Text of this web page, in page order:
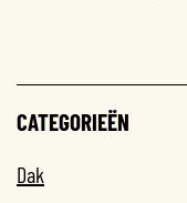
CATEGORIEËN
Dak